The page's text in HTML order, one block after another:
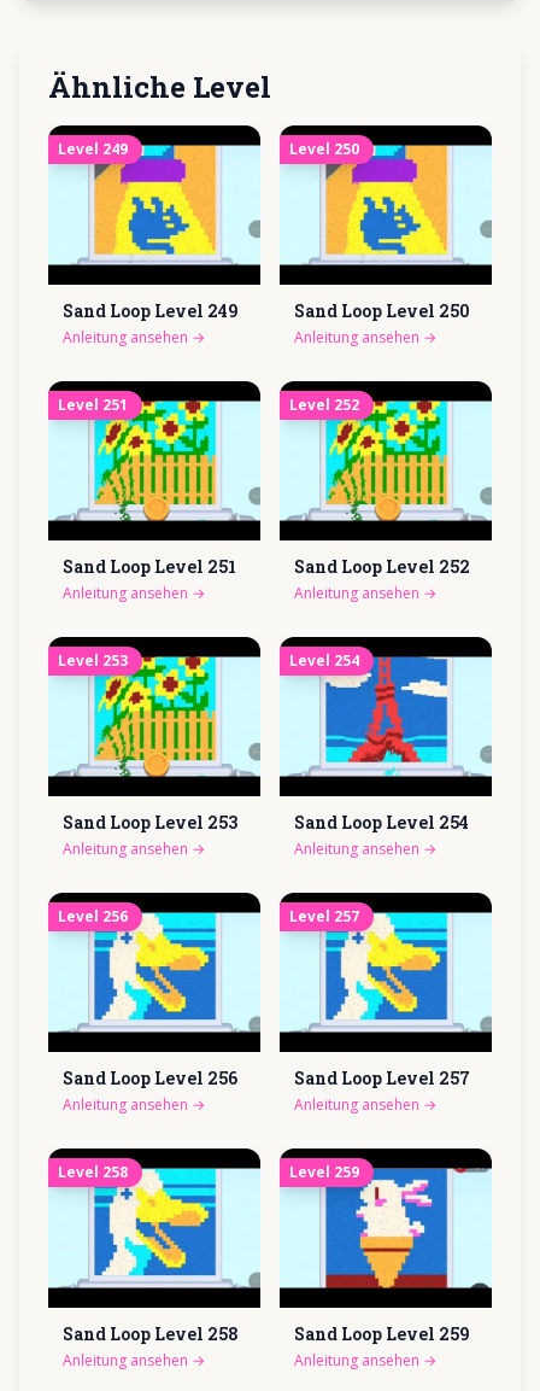
Ähnliche Level
Level 249
Sand Loop Level 249
Anleitung ansehen →
Level 250
Sand Loop Level 250
Anleitung ansehen →
Level 251
Sand Loop Level 251
Anleitung ansehen →
Level 252
Sand Loop Level 252
Anleitung ansehen →
Level 253
Sand Loop Level 253
Anleitung ansehen →
Level 254
Sand Loop Level 254
Anleitung ansehen →
Level 256
Sand Loop Level 256
Anleitung ansehen →
Level 257
Sand Loop Level 257
Anleitung ansehen →
Level 258
Sand Loop Level 258
Anleitung ansehen →
Level 259
Sand Loop Level 259
Anleitung ansehen →